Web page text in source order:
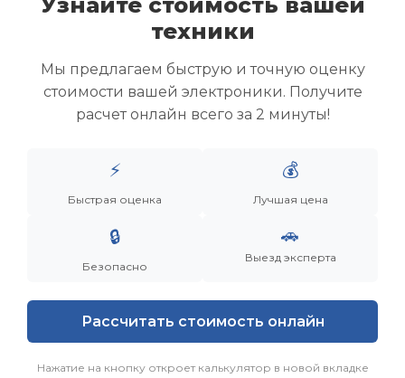
Скупка ноутбуков
Скупка ультрабуков
Скупка рабочих ноутбуков
Скупка старых ноутбуков (б/у)
Скупка внешних жестких дисков
Заказать Смотреть еще
техники
Мы предлагаем быструю и точную оценку
стоимости вашей электроники. Получите
расчет онлайн всего за 2 минуты!
⚡
Быстрая оценка
💰
Лучшая цена
🔒
Безопасно
🚗
Выезд эксперта
Рассчитать стоимость онлайн
Нажатие на кнопку откроет калькулятор в новой вкладке